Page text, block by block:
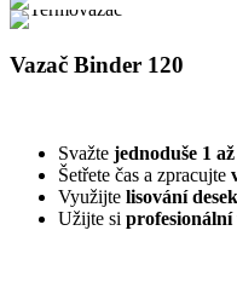
Vazač Binder 120
Svažte jednoduše 1
Šetřete čas a zpracujte
Využijte lisování
Užijte si profesionální